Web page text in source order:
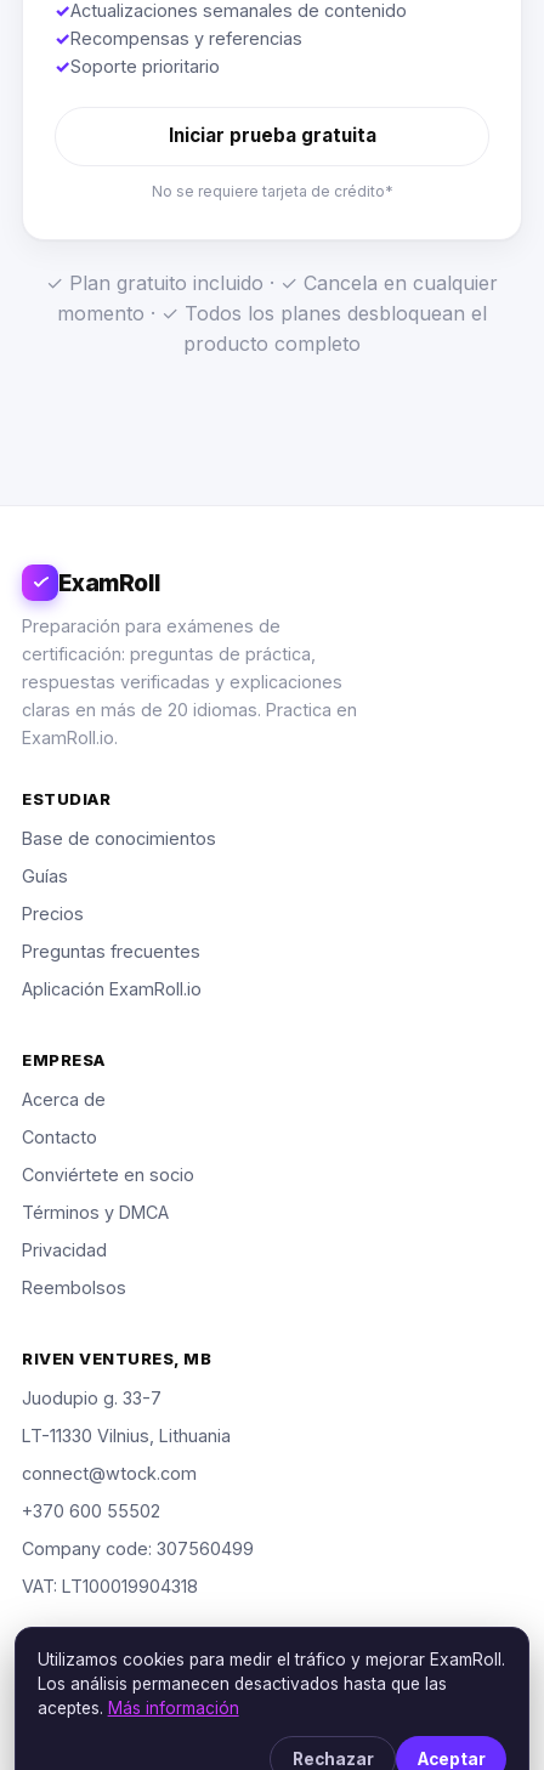
✓Actualizaciones semanales de contenido
✓Recompensas y referencias
✓Soporte prioritario
Iniciar prueba gratuita
No se requiere tarjeta de crédito*
✓ Plan gratuito incluido · ✓ Cancela en cualquier
momento · ✓ Todos los planes desbloquean el
producto completo
ExamRoll
Preparación para exámenes de
certificación: preguntas de práctica,
respuestas verificadas y explicaciones
claras en más de 20 idiomas. Practica en
ExamRoll.io.
ESTUDIAR
Base de conocimientos
Guías
Precios
Preguntas frecuentes
Aplicación ExamRoll.io
EMPRESA
Acerca de
Contacto
Conviértete en socio
Términos y DMCA
Privacidad
Reembolsos
RIVEN VENTURES, MB
Juodupio g. 33-7
LT-11330 Vilnius, Lithuania
connect@wtock.com
+370 600 55502
Company code: 307560499
VAT: LT100019904318
© 2016–2026 Riven Ventures, MB. Todos los derechos
reservados. ExamRoll is an independent study aid, not affiliated
with or endorsed by the certification vendors named; rights
holders may request removal via ourDMCA policy.
Utilizamos cookies para medir el tráfico y mejorar ExamRoll.
Los análisis permanecen desactivados hasta que las
aceptes. Más información
Rechazar Aceptar